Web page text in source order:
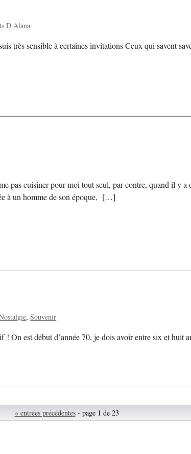
D Alana
très sensible à certaines invitations Ceux qui savent
pas cuisiner pour moi tout seul, par contre, quand il y
à un homme de son époque, […]
Souvenir
est début d’année 70, je dois avoir entre six et huit
« entrées précédentes- page 1 de 23